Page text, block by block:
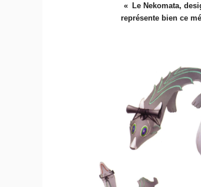
Le Nekomata,
représente bien ce